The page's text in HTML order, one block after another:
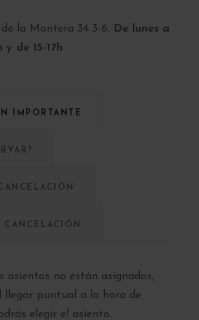
la Montera 34 3-6.
De lunes a
y de 15-17h
IMPORTANTE
asientos no están asignados,
llegar puntual a la hora de
elegir el asiento.